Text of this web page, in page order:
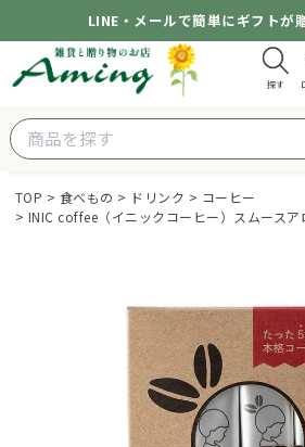
LINE・メールで簡単にギフトが
探す
TOP 食べもの ドリンク
コーヒー
INIC coffee（イニックコーヒー）スムース